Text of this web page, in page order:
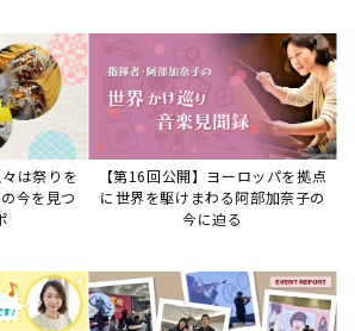
は祭りを
今を見つ
【第16回公開】ヨーロッパを拠点
に世界を駆けまわる阿部加奈子の
今に迫る